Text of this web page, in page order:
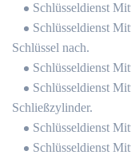
Schlüsseldienst
Schlüsseldienst
Schlüssel nach.
Schlüsseldienst
Schlüsseldienst
Schließzylinder.
Schlüsseldienst
Schlüsseldienst